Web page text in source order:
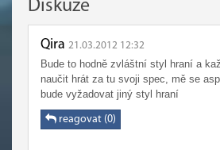
Diskuze
Qira 21.03.2012 12:32
Bude to hodně zvláštní styl hraní a
naučit hrát za tu svoji spec, mě se
bude vyžadovat jiný styl hraní
reagovat (0)